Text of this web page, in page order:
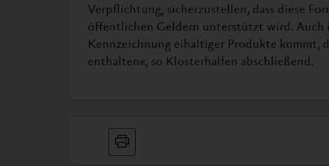
Verpflichtung, sicherzustellen, dass diese
öffentlichen Geldern unterstützt wird. Auch
Kennzeichnung eihaltiger Produkte kommt,
enthalten«, so Klosterhalfen abschließend.